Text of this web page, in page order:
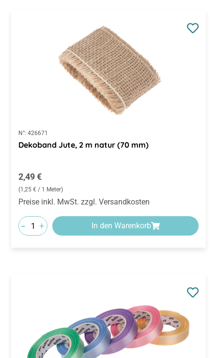
N°: 426671
Dekoband Jute, 2 m natur (70 mm)
Regulärer Preis:
2,49 €
(1,25 € / 1 Meter)
Preise inkl. MwSt. zzgl. Versandkosten
- + In den Warenkorb